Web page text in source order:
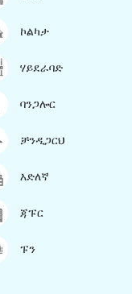
ኮልካታ
ሃይደራባድ
ባንጋሎር
ቻንዲጋርህ
እድለኛ
ጃፑር
ፑን